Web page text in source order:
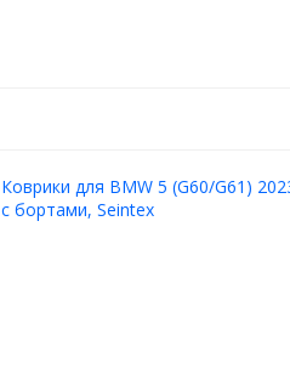
Коврики для BMW 5 (G60/G61)
с бортами, Seintex